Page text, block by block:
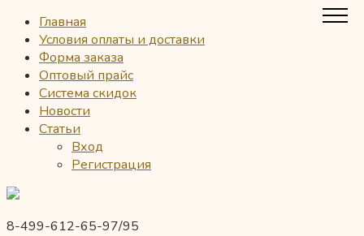
Главная
Условия оплаты и доставки
Форма заказа
Оптовый прайс
Система скидок
Новости
Статьи
Вход
Регистрация
8-499-612-65-97/95